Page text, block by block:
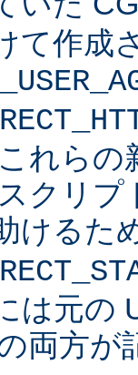
て作成
れらの
クリプ
けるた
は元の
両方が